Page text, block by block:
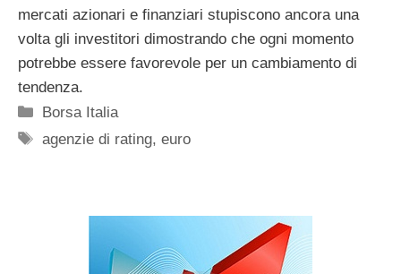
mercati azionari e finanziari stupiscono ancora una
volta gli investitori dimostrando che ogni momento
potrebbe essere favorevole per un cambiamento di
tendenza.
Categorie
Borsa Italia
Tag
agenzie di rating,euro